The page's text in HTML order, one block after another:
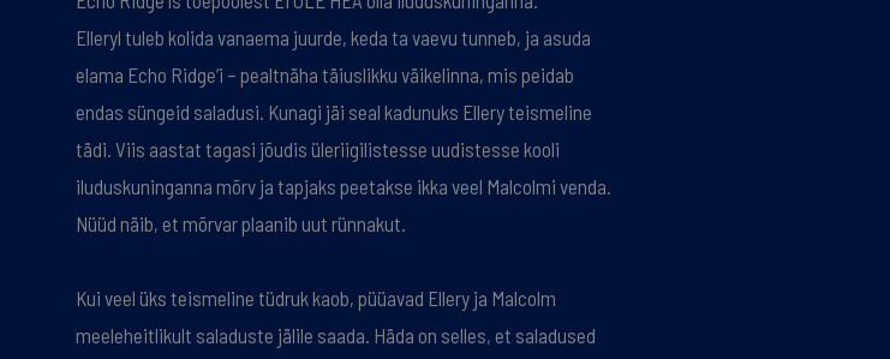
Elleryl tuleb kolida vanaema juurde, keda ta vaevu tunneb, ja asuda
elama Echo Ridge’i – pealtnäha täiuslikku väikelinna, mis peidab
endas süngeid saladusi. Kunagi jäi seal kadunuks Ellery teismeline
tädi. Viis aastat tagasi jõudis üleriigilistesse uudistesse kooli
iluduskuninganna mõrv ja tapjaks peetakse ikka veel Malcolmi venda.
Nüüd näib, et mõrvar plaanib uut rünnakut.
Kui veel üks teismeline tüdruk kaob, püüavad Ellery ja Malcolm
meeleheitlikult saladuste jälile saada. Häda on selles, et saladused